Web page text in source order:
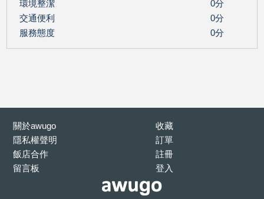
環境整潔
0分
交通便利
0分
服務態度
0分
關於awugo
隱私權聲明
飯店合作
留言板
收藏
訂單
註冊
登入